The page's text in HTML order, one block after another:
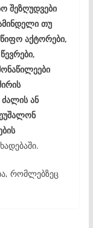
შეზღუდვები
თუ
აქტორები,
ან
რომლებზეც